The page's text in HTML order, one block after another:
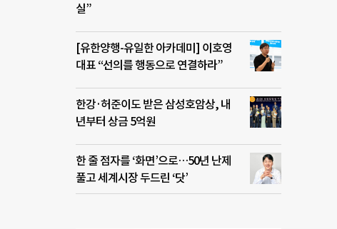
실”
[유한양행-유일한 아카데미] 이호영
대표 “선의를 행동으로 연결하라”
한강·허준이도 받은 삼성호암상, 내
년부터 상금 5억원
한 줄 점자를 ‘화면’으로…50년 난제
풀고 세계시장 두드린 ‘닷’